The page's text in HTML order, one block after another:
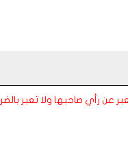
تعبر عن رأي صاحبها ولا تعبر